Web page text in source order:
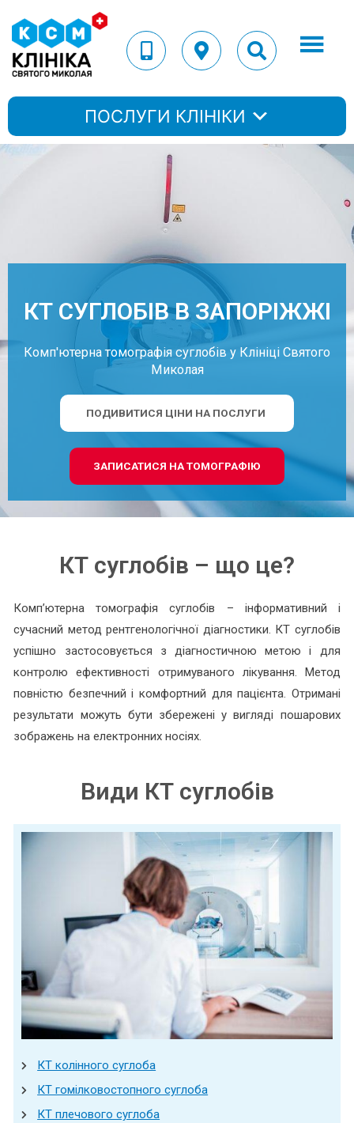
ПОСЛУГИ КЛІНІКИ
КТ СУГЛОБІВ В ЗАПОРІЖЖІ
Комп'ютерна томографія суглобів у Клініці Святого
Миколая
ПОДИВИТИСЯ ЦІНИ НА ПОСЛУГИ
ЗАПИСАТИСЯ НА ТОМОГРАФІЮ
КТ суглобів – що це?
Комп’ютерна томографія суглобів – інформативний і
сучасний метод рентгенологічної діагностики. КТ суглобів
успішно застосовується з діагностичною метою і для
контролю ефективності отримуваного лікування. Метод
повністю безпечний і комфортний для пацієнта. Отримані
результати можуть бути збережені у вигляді пошарових
зображень на електронних носіях.
Види КТ суглобів
КТ колінного суглоба
КТ гомілковостопного суглоба
КТ плечового суглоба